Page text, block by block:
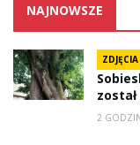
NAJNOWSZE
ZDJĘCIA
2